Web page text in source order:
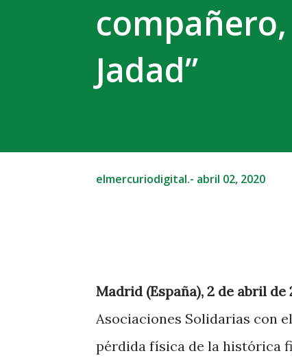
Jadad”
elmercuriodigital.- abril 02, 2020
Madrid (España), 2 de abril de
Asociaciones Solidarias con
pérdida física de la histórica